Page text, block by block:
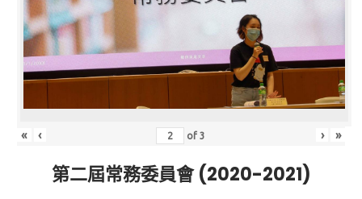
« ‹ of3 › »
第二屆常務委員會 (2020-2021)